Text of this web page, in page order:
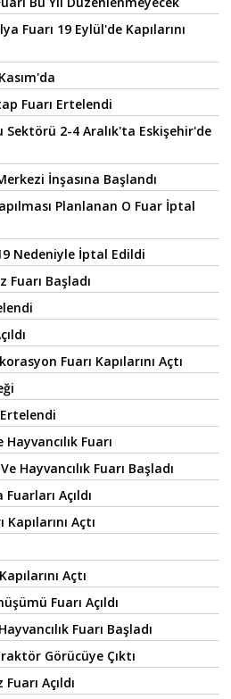
Fuarı 19 Eylül'de Kapılarını
Fuarı Ertelendi
Sektörü 2-4 Aralık'ta Eskişehir'de
İnşasına Başlandı
Planlanan O Fuar İptal
Nedeniyle İptal Edildi
Başladı
Fuarı Kapılarını Açtı
Fuarı
Hayvancılık Fuarı Başladı
Açıldı
Açtı
Açtı
Fuarı Açıldı
Fuarı Başladı
Görücüye Çıktı
Açıldı